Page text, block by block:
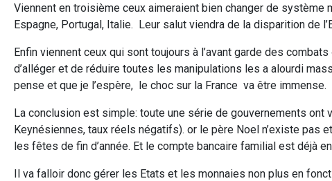
Viennent en troisième ceux aimeraient bien changer de
Espagne, Portugal, Italie. Leur salut viendra de la disparition de
Enfin viennent ceux qui sont toujours à l’avant garde des
d’alléger et de réduire toutes les manipulations les a alourdi
pense et que je l’espère, le choc sur la France va être immense.
La conclusion est simple: toute une série de gouvernements
Keynésiennes, taux réels négatifs). or le père Noel n’existe
les fêtes de fin d’année. Et le compte bancaire familial est déjà
Il va falloir donc gérer les Etats et les monnaies non plus en